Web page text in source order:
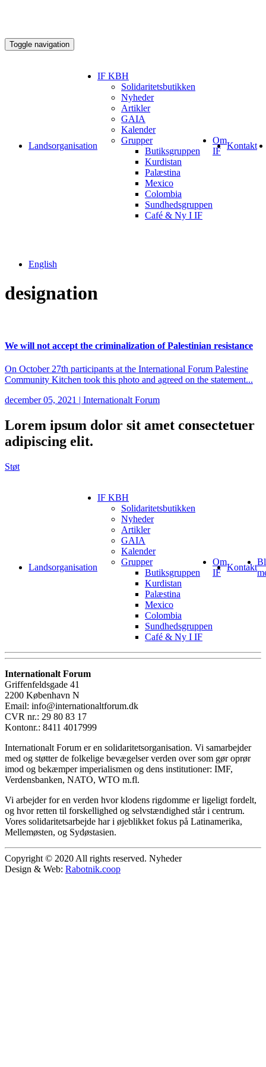
Toggle navigation
Landsorganisation
IF KBH
Solidaritetsbutikken
Nyheder
Artikler
GAIA
Kalender
Grupper
Butiksgruppen
Kurdistan
Palæstina
Mexico
Colombia
Sundhedsgruppen
Café & Ny I IF
Om
IF
Kontakt
English
designation
We will not accept the criminalization of Palestinian resistance
On October 27th participants at the International Forum Palestine
Community Kitchen took this photo and agreed on the statement...
december 05, 2021 | Internationalt Forum
Lorem ipsum dolor sit amet consectetuer
adipiscing elit.
Støt
Landsorganisation
IF KBH
Solidaritetsbutikken
Nyheder
Artikler
GAIA
Kalender
Grupper
Butiksgruppen
Kurdistan
Palæstina
Mexico
Colombia
Sundhedsgruppen
Café & Ny I IF
Om
IF
Kontakt
Internationalt Forum
Griffenfeldsgade 41
2200 København N
Email: info@internationaltforum.dk
CVR nr.: 29 80 83 17
Kontonr.: 8411 4017999
Internationalt Forum er en solidaritetsorganisation. Vi samarbejder
med og støtter de folkelige bevægelser verden over som gør oprør
imod og bekæmper imperialismen og dens institutioner: IMF,
Verdensbanken, NATO, WTO m.fl.
Vi arbejder for en verden hvor klodens rigdomme er ligeligt fordelt,
og hvor retten til forskellighed og selvstændighed står i centrum.
Vores solidaritetsarbejde har i øjeblikket fokus på Latinamerika,
Mellemøsten, og Sydøstasien.
Copyright © 2020 All rights reserved. Nyheder
Design & Web: Rabotnik.coop